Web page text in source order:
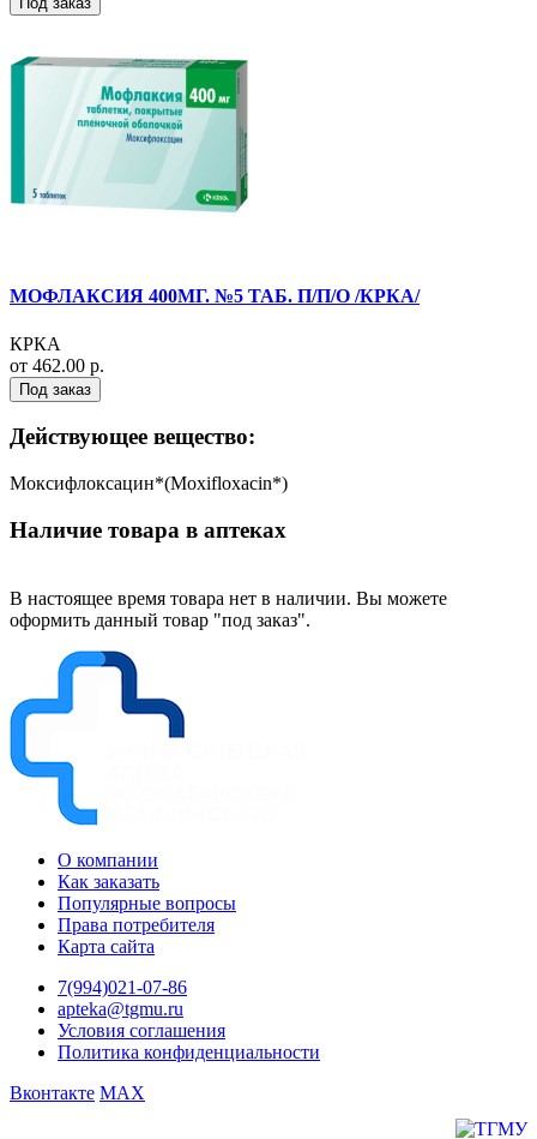
МОФЛАКСИЯ 400МГ. №5 ТАБ. П/П/О /КРКА/
КРКА
от 462.00 р.
Под заказ
Действующее вещество:
Моксифлоксацин*(Moxifloxacin*)
Наличие товара в аптеках
В настоящее время товара нет в наличии. Вы можете
оформить данный товар "под заказ".
О компании
Как заказать
Популярные вопросы
Права потребителя
Карта сайта
7(994)021-07-86
apteka@tgmu.ru
Условия соглашения
Политика конфиденциальности
Вконтакте MAX